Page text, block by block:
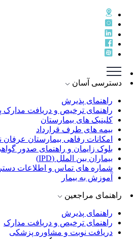
دسترسی آسان
راهنمای پذيرش
راهنمای ترخيص و دريافت
کلینیک های بیمارستان
بیمه های طرف قرارداد
امکانات رفاهی بیمارستان عرفان
بلوک زایمان و راهنمای صدور
بیماران بین الملل (IPD)
شماره های تماس و اطلاعات
آموزش به بیمار
راهنمای مراجعین
راهنمای پذیرش
راهنمای ترخیص و دریافت مدارک
دریافت نوبت و مشاوره پزشکی